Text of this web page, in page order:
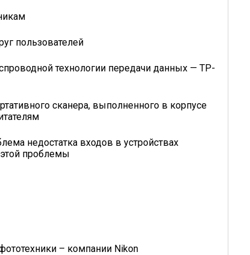
пользователей
технологии передачи данных — TP-
сканера, выполненного в корпусе
недостатка входов в устройствах
проблемы
– компании Nikon